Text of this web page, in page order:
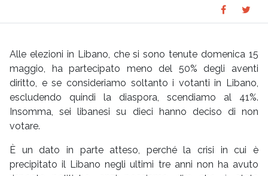
Share
on
on
Alle elezioni in Libano, che si sono tenute domenica 15
maggio, ha partecipato meno del 50% degli aventi
diritto, e se consideriamo soltanto i votanti in Libano,
escludendo quindi la diaspora, scendiamo al 41%.
Insomma, sei libanesi su dieci hanno deciso di non
votare.
È un dato in parte atteso, perché la crisi in cui è
precipitato il Libano negli ultimi tre anni non ha avuto